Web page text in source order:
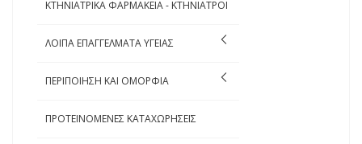
ΚΤΗΝΙΑΤΡΙΚΑ ΦΑΡΜΑΚΕΙΑ - ΚΤΗΝΙΑΤΡΟΙ
ΛΟΙΠΑ ΕΠΑΓΓΕΛΜΑΤΑ ΥΓΕΙΑΣ
ΠΕΡΙΠΟΙΗΣΗ ΚΑΙ ΟΜΟΡΦΙΑ
ΠΡΟΤΕΙΝΟΜΕΝΕΣ ΚΑΤΑΧΩΡΗΣΕΙΣ